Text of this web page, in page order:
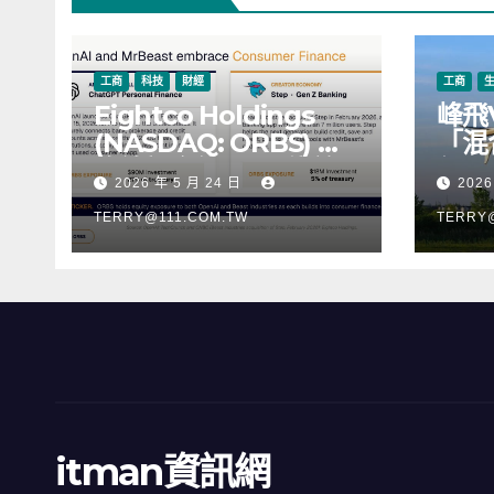
工商 科技 財經
Eightco Holdings
(NASDAQ: ORBS) 公
佈總持倉約 3.37 億美
元，涵蓋 OpenAI、
Beast Industries、超
過 11,000 枚以太幣
WLD 代幣
2026 年 5 月 24 日
TERRY@111.COM.TW
工商
峰
「混
行，
階段
2026
itman資訊網